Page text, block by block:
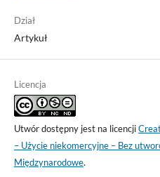
Dział
Artykuł
Licencja
Utwór dostępny jest na licencji
– Użycie niekomercyjne – Bez
Międzynarodowe.